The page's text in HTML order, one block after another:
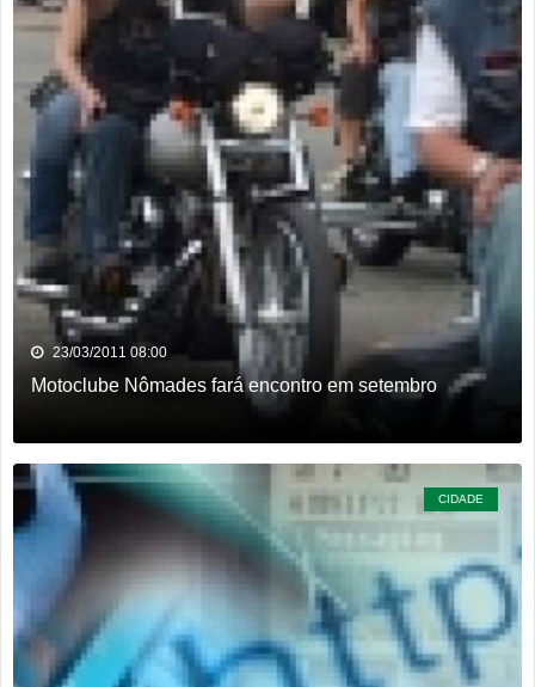
23/03/2011 08:00
Motoclube Nômades fará encontro em setembro
CIDADE